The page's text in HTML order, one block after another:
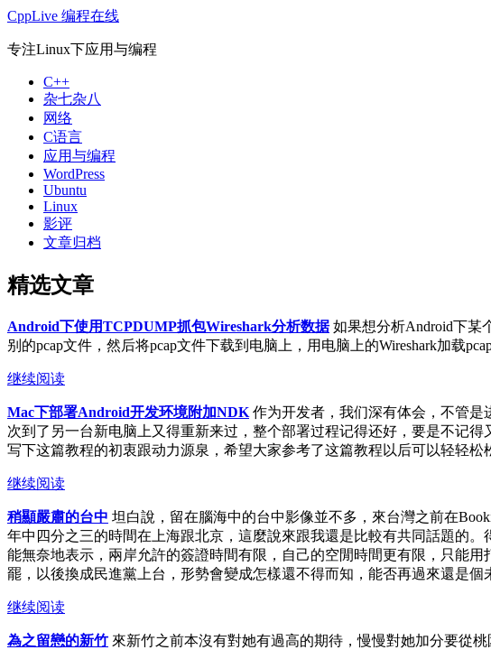
CppLive 编程在线
专注Linux下应用与编程
C++
杂七杂八
网络
C语言
应用与编程
WordPress
Ubuntu
Linux
影评
文章归档
精选文章
Android下使用TCPDUMP抓包Wireshark分析数据如果想分析Android下某
别的pcap文件，然后将pcap文件下载到电脑上，用电脑上的Wireshark加载
继续阅读
Mac下部署Android开发环境附加NDK 作为开发者，我们深有体会，不管
次到了另一台新电脑上又得重新来过，整个部署过程记得还好，要是不记
写下这篇教程的初衷跟动力源泉，希望大家参考了这篇教程以后可以轻轻松
继续阅读
稍顯嚴肅的台中 坦白說，留在腦海中的台中影像並不多，來台灣之前在
年中四分之三的時間在上海跟北京，這麼說來跟我還是比較有共同話題的
能無奈地表示，兩岸允許的簽證時間有限，自己的空閒時間更有限，只能
罷，以後換成民進黨上台，形勢會變成怎樣還不得而知，能否再過來還是
继续阅读
為之留戀的新竹 來新竹之前本沒有對她有過高的期待，慢慢對她加分要從